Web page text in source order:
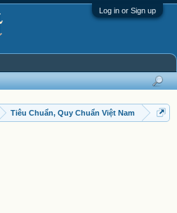
Log in or Sign up
Tiêu Chuẩn, Quy Chuẩn Việt Nam